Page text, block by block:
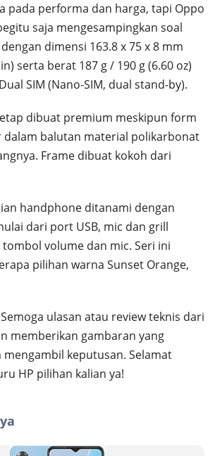
pada performa dan harga, tapi Oppo
saja mengesampingkan soal
dimensi 163.8 x 75 x 8 mm
serta berat 187 g / 190 g (6.60 oz)
SIM (Nano-SIM, dual stand-by).
dibuat premium meskipun form
balutan material polikarbonat
Frame dibuat kokoh dari
handphone ditanami dengan
dari port USB, mic dan grill
tombol volume dan mic. Seri ini
pilihan warna Sunset Orange,
ulasan atau review teknis dari
memberikan gambaran yang
keputusan. Selamat
HP pilihan kalian ya!